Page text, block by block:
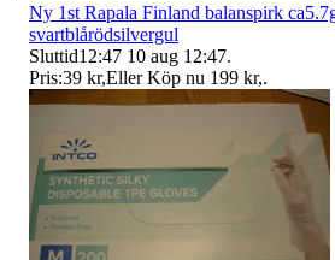
Ny 1st Rapala Finland balanspirk
svartblårödsilvergul
Sluttid12:47 10 aug 12:47.
Pris:39 kr,Eller Köp nu 199 kr,.